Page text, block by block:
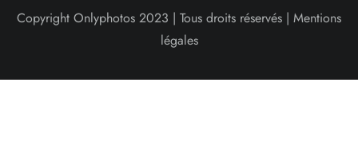
Copyright Onlyphotos 2023 | Tous droits réservés | Mentions
légales